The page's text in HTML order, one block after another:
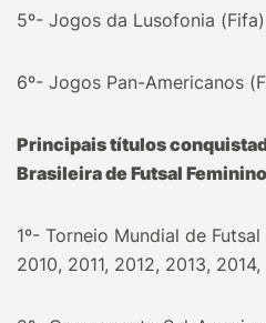
5º- Jogos da Lusofonia
6º- Jogos Pan-Americanos
Principais títulos
Brasileira de Futsal
1º- Torneio Mundial de Futsal
2010, 2011, 2012, 2013, 2014,